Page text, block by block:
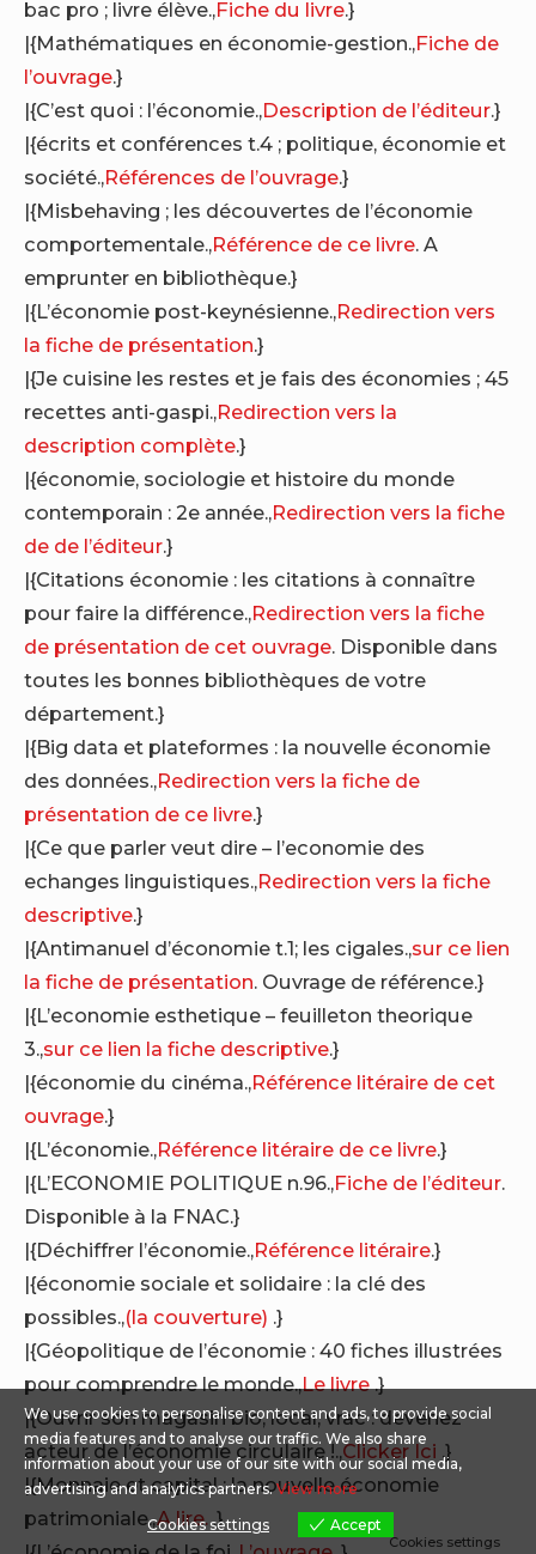
bac pro ; livre élève.,Fiche du livre.}
|{Mathématiques en économie-gestion.,Fiche de
l’ouvrage.}
|{C’est quoi : l’économie.,Description de l’éditeur.}
|{écrits et conférences t.4 ; politique, économie et
société.,Références de l’ouvrage.}
|{Misbehaving ; les découvertes de l’économie
comportementale.,Référence de ce livre. A
emprunter en bibliothèque.}
|{L’économie post-keynésienne.,Redirection vers
la fiche de présentation.}
|{Je cuisine les restes et je fais des économies ; 45
recettes anti-gaspi.,Redirection vers la
description complète.}
|{économie, sociologie et histoire du monde
contemporain : 2e année.,Redirection vers la fiche
de de l’éditeur.}
|{Citations économie : les citations à connaître
pour faire la différence.,Redirection vers la fiche
de présentation de cet ouvrage. Disponible dans
toutes les bonnes bibliothèques de votre
département.}
|{Big data et plateformes : la nouvelle économie
des données.,Redirection vers la fiche de
présentation de ce livre.}
|{Ce que parler veut dire – l’economie des
echanges linguistiques.,Redirection vers la fiche
descriptive.}
|{Antimanuel d’économie t.1; les cigales.,sur ce lien
la fiche de présentation. Ouvrage de référence.}
|{L’economie esthetique – feuilleton theorique
3.,sur ce lien la fiche descriptive.}
|{économie du cinéma.,Référence litéraire de cet
ouvrage.}
|{L’économie.,Référence litéraire de ce livre.}
|{L’ECONOMIE POLITIQUE n.96.,Fiche de l’éditeur.
Disponible à la FNAC.}
|{Déchiffrer l’économie.,Référence litéraire.}
|{économie sociale et solidaire : la clé des
possibles.,(la couverture) .}
|{Géopolitique de l’économie : 40 fiches illustrées
pour comprendre le monde.,Le livre.}
|{Ouvrir son magasin bio, local, vrac : devenez
acteur de l’économie circulaire !.,Clicker Ici .}
|{Monnaie et capital : la nouvelle économie
patrimoniale.,A lire..}
We use cookies to personalise content and ads, to provide social
media features and to analyse our traffic. We also share
information about your use of our site with our social media,
advertising and analytics partners.View more
Cookies settings
Accept
Cookies settings